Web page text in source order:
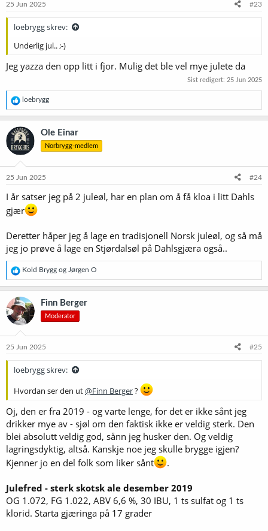
25 Jun 2025 #23
loebrygg skrev:
Underlig jul.. ;-)
Jeg yazza den opp litt i fjor. Mulig det ble vel mye julete da
Sist redigert: 25 Jun 2025
R
e
a
k
s
j
o
e
:
loebrygg
Ole Einar
Norbrygg-medlem
25 Jun 2025 #24
I år satser jeg på 2 juleøl, har en plan om å få kloa i litt Dahls
gjær
Deretter håper jeg å lage en tradisjonell Norsk juleøl, og så må
jeg jo prøve å lage en Stjørdalsøl på Dahlsgjæra også..
R
e
a
k
s
j
o
e
Kold Brygg og Jørgen O
Finn Berger
Moderator
25 Jun 2025 #25
loebrygg skrev:
Hvordan ser den ut@Finn Berger?
Oj, den er fra 2019 - og varte lenge, for det er ikke sånt jeg
drikker mye av - sjøl om den faktisk ikke er veldig sterk. Den
blei absolutt veldig god, sånn jeg husker den. Og veldig
lagringsdyktig, altså. Kanskje noe jeg skulle brygge igjen?
Kjenner jo en del folk som liker sånt
.
Julefred - sterk skotsk ale desember 2019
OG 1.072, FG 1.022, ABV 6,6 %, 30 IBU, 1 ts sulfat og 1 ts
klorid. Starta gjæringa på 17 grader